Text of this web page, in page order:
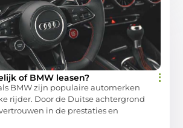
of BMW leasen?
BMW zijn populaire automerken
rijder. Door de Duitse achtergrond
in de prestaties en